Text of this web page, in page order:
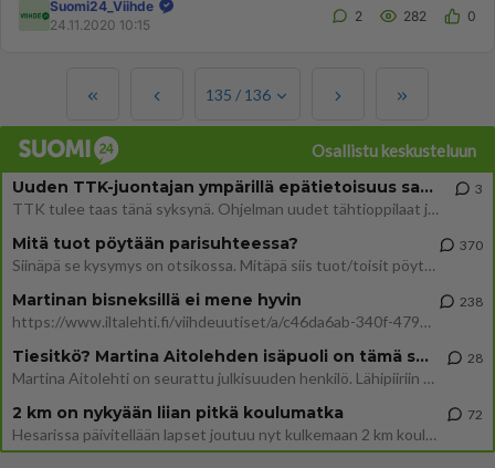
Suomi24_Viihde
24.11.2020 10:15
2 282 0
135 / 136
Osallistu keskusteluun
Uuden TTK-juontajan ympärillä epätietoisuus sakenee - Nyt MTV hämmentää soppaa
TTK tulee taas tänä syksynä. Ohjelman uudet tähtioppilaat julkistetaan torstaina 6. elokuuta klo 14 alkavassa lehdistö
3
Mitä tuot pöytään parisuhteessa?
Siinäpä se kysymys on otsikossa. Mitäpä siis tuot/toisit pöytään parisuhteessa? Oletko mies vai nainen? Koetko sen mitä
370
Martinan bisneksillä ei mene hyvin
https://www.iltalehti.fi/viihdeuutiset/a/c46da6ab-340f-4790-aaa7-0865eed2336 Yrityksen konkurssihakemus on tullut kärä
238
Tiesitkö? Martina Aitolehden isäpuoli on tämä suosittu laulaja
Martina Aitolehti on seurattu julkisuuden henkilö. Lähipiiriin mahtuu muitakin tunnettuja henkilöitä. Tiesitkö, että Ma
28
2 km on nykyään liian pitkä koulumatka
Hesarissa päivitellään lapset joutuu nyt kulkemaan 2 km kouluun jösses. Ruostefillarilla tuo matka menee vaikka miten äk
72